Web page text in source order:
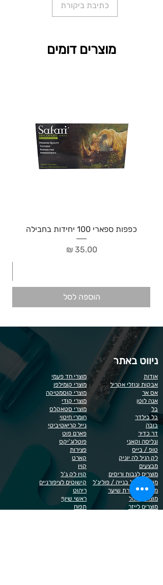
כתיבת ביקורת
מוצרים דומים
כפפות ספארי 100 יחידות בחבילה
מחיר‏35.00 ‏₪
הוספה לסל
ניווט באתר
מוצרי חד פעמי
מוצרי קומילפו
מוצרי קוסמטיקה
מוצרי קודי
מוצרי סטאקלס
חומרי חיטוי
נייל קריאטיביטי
פארם פוט
פוטלוג'יקס
פצירות
קארט
קויו
קויו לק ג'ל
קישוטים לציפורניים
ריהוט
ראשי שיוף
תפוח
אודות
אבקות ונוזלי אקריל
אס אר
אנה לוטן
בל
בל בילדר
בובה
דר כדיר
ונליסה וקאני
טופ / בייס
לק רגיל לה יוניק
מבצעים
מוצרים לגבות וריסים
מוצרים לג'ל בנייה / פוליג'ל
מוצרים להסרת שיער
מוצרי חשמל
מוצרים לייזר